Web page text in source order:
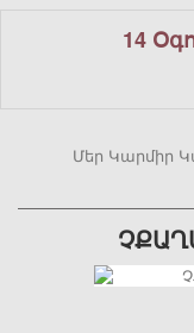
14
Մեր Կարմիր